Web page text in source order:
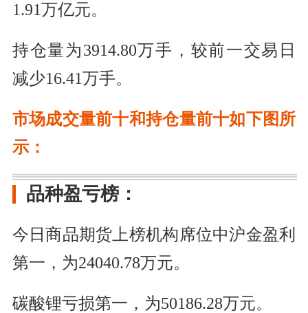
1.91万亿元。
持仓量为3914.80万手，较前一交易日
减少16.41万手。
市场成交量前十和持仓量前十如下图所
示：
品种盈亏榜：
今日商品期货上榜机构席位中沪金盈利
第一，为24040.78万元。
碳酸锂亏损第一，为50186.28万元。